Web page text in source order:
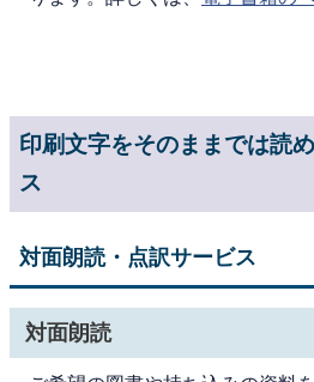
印刷文字をそのままでは読
ス
対面朗読・点訳サービス
対面朗読